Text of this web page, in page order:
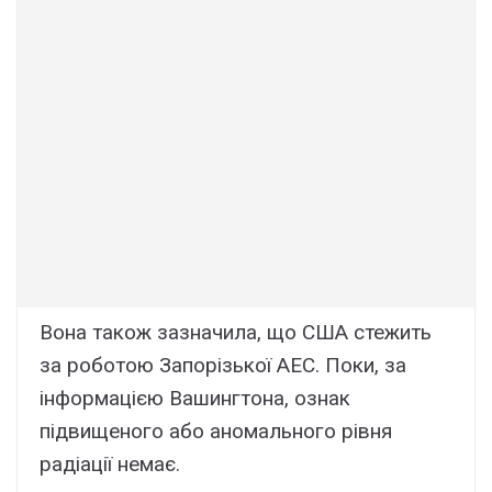
Вона також зазначила, що США стежить
за роботою Запорізької АЕС. Поки, за
інформацією Вашингтона, ознак
підвищеного або аномального рівня
радіації немає.